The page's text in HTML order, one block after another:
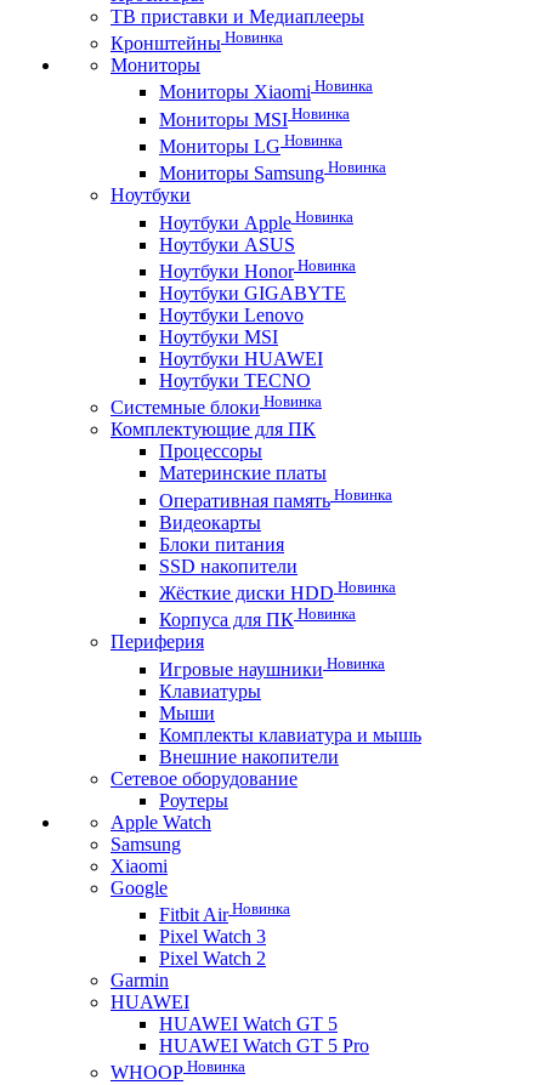
ТВ приставки и Медиаплееры
Кронштейны Новинка
Мониторы
Мониторы Xiaomi Новинка
Мониторы MSI Новинка
Мониторы LG Новинка
Мониторы Samsung Новинка
Ноутбуки
Ноутбуки Apple Новинка
Ноутбуки ASUS
Ноутбуки HonorНовинка
Ноутбуки GIGABYTE
Ноутбуки Lenovo
Ноутбуки MSI
Ноутбуки HUAWEI
Ноутбуки TECNO
Системные блоки Новинка
Комплектующие для ПК
Процессоры
Материнские платы
Оперативная память Новинка
Видеокарты
Блоки питания
SSD накопители
Жёсткие диски HDD Новинка
Корпуса для ПК Новинка
Периферия
Игровые наушники Новинка
Клавиатуры
Мыши
Комплекты клавиатура и мышь
Внешние накопители
Сетевое оборудование
Роутеры
Apple Watch
Samsung
Xiaomi
Google
Fitbit AirНовинка
Pixel Watch 3
Pixel Watch 2
Garmin
HUAWEI
HUAWEI Watch GT 5
HUAWEI Watch GT 5 Pro
WHOOP Новинка